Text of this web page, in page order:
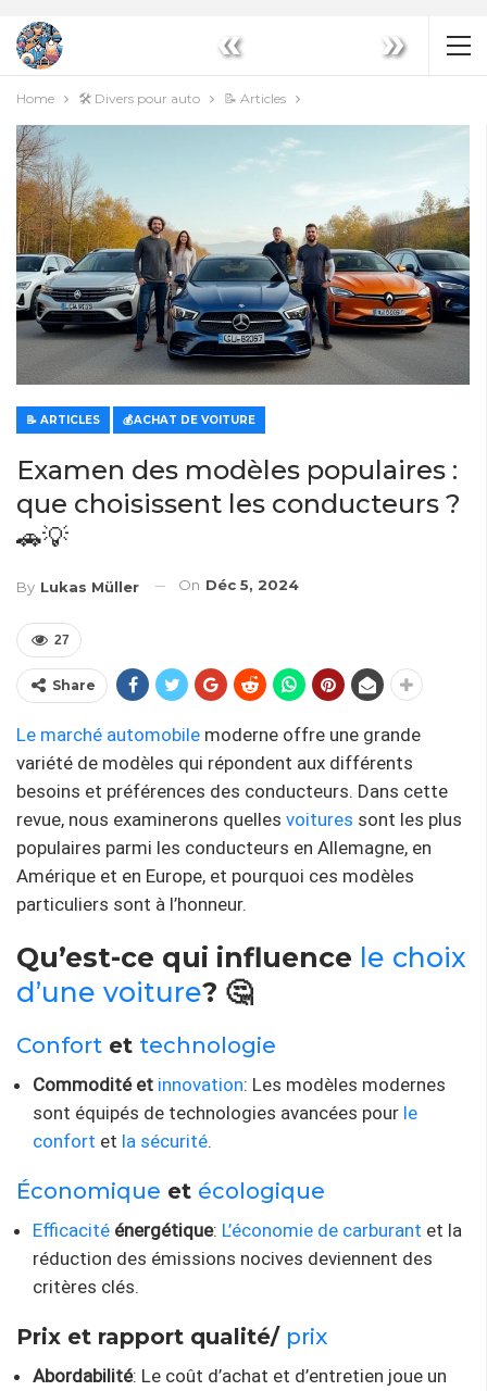
« »
Home 🛠️ Divers pour auto 📝 Articles
📝 ARTICLES 💰ACHAT DE VOITURE
Examen des modèles populaires :
que choisissent les conducteurs ?
🚗💡
By Lukas Müller On Déc 5, 2024
27
Share
Le marché automobile moderne offre une grande
variété de modèles qui répondent aux différents
besoins et préférences des conducteurs. Dans cette
revue, nous examinerons quelles voitures sont les plus
populaires parmi les conducteurs en Allemagne, en
Amérique et en Europe, et pourquoi ces modèles
particuliers sont à l’honneur.
Qu’est-ce qui influence le choix
d’une voiture? 🤔
Confort et technologie
Commodité et innovation: Les modèles modernes
sont équipés de technologies avancées pour le
confort et la sécurité.
Économique et écologique
Efficacité énergétique: L’économie de carburant et la
réduction des émissions nocives deviennent des
critères clés.
Prix ​​et rapport qualité/ prix
Abordabilité: Le coût d’achat et d’entretien joue un